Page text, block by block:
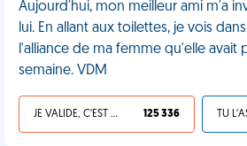
Aujourd'hui, mon meilleur ami m'a
lui. En allant aux toilettes, je vois
l'alliance de ma femme qu'elle avait
semaine. VDM
JE VALIDE, C'EST UNE VDM 125 336